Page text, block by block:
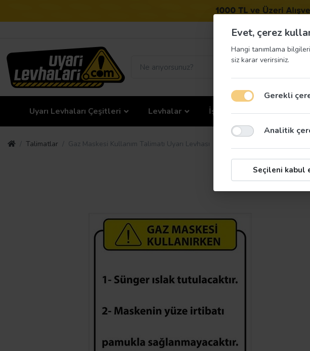
Uyarı Levhaları Çeşitleri Levhalar İş Güvenliği Etiketleri
Talimatlar Gaz Maskesi Kullanım Talimatı Uyarı Levhası
Evet, çerez
Hangi tanımlama
siz karar verirsiniz.
Gerekli
Analitik
Seçileni kabul